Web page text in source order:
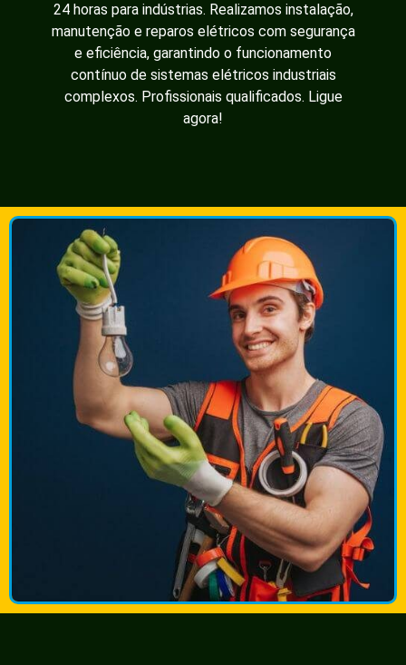
24 horas para indústrias. Realizamos instalação,
manutenção e reparos elétricos com segurança
e eficiência, garantindo o funcionamento
contínuo de sistemas elétricos industriais
complexos. Profissionais qualificados. Ligue
agora!